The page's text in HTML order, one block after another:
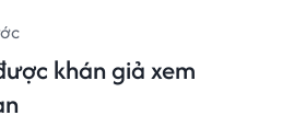
khán giả xem